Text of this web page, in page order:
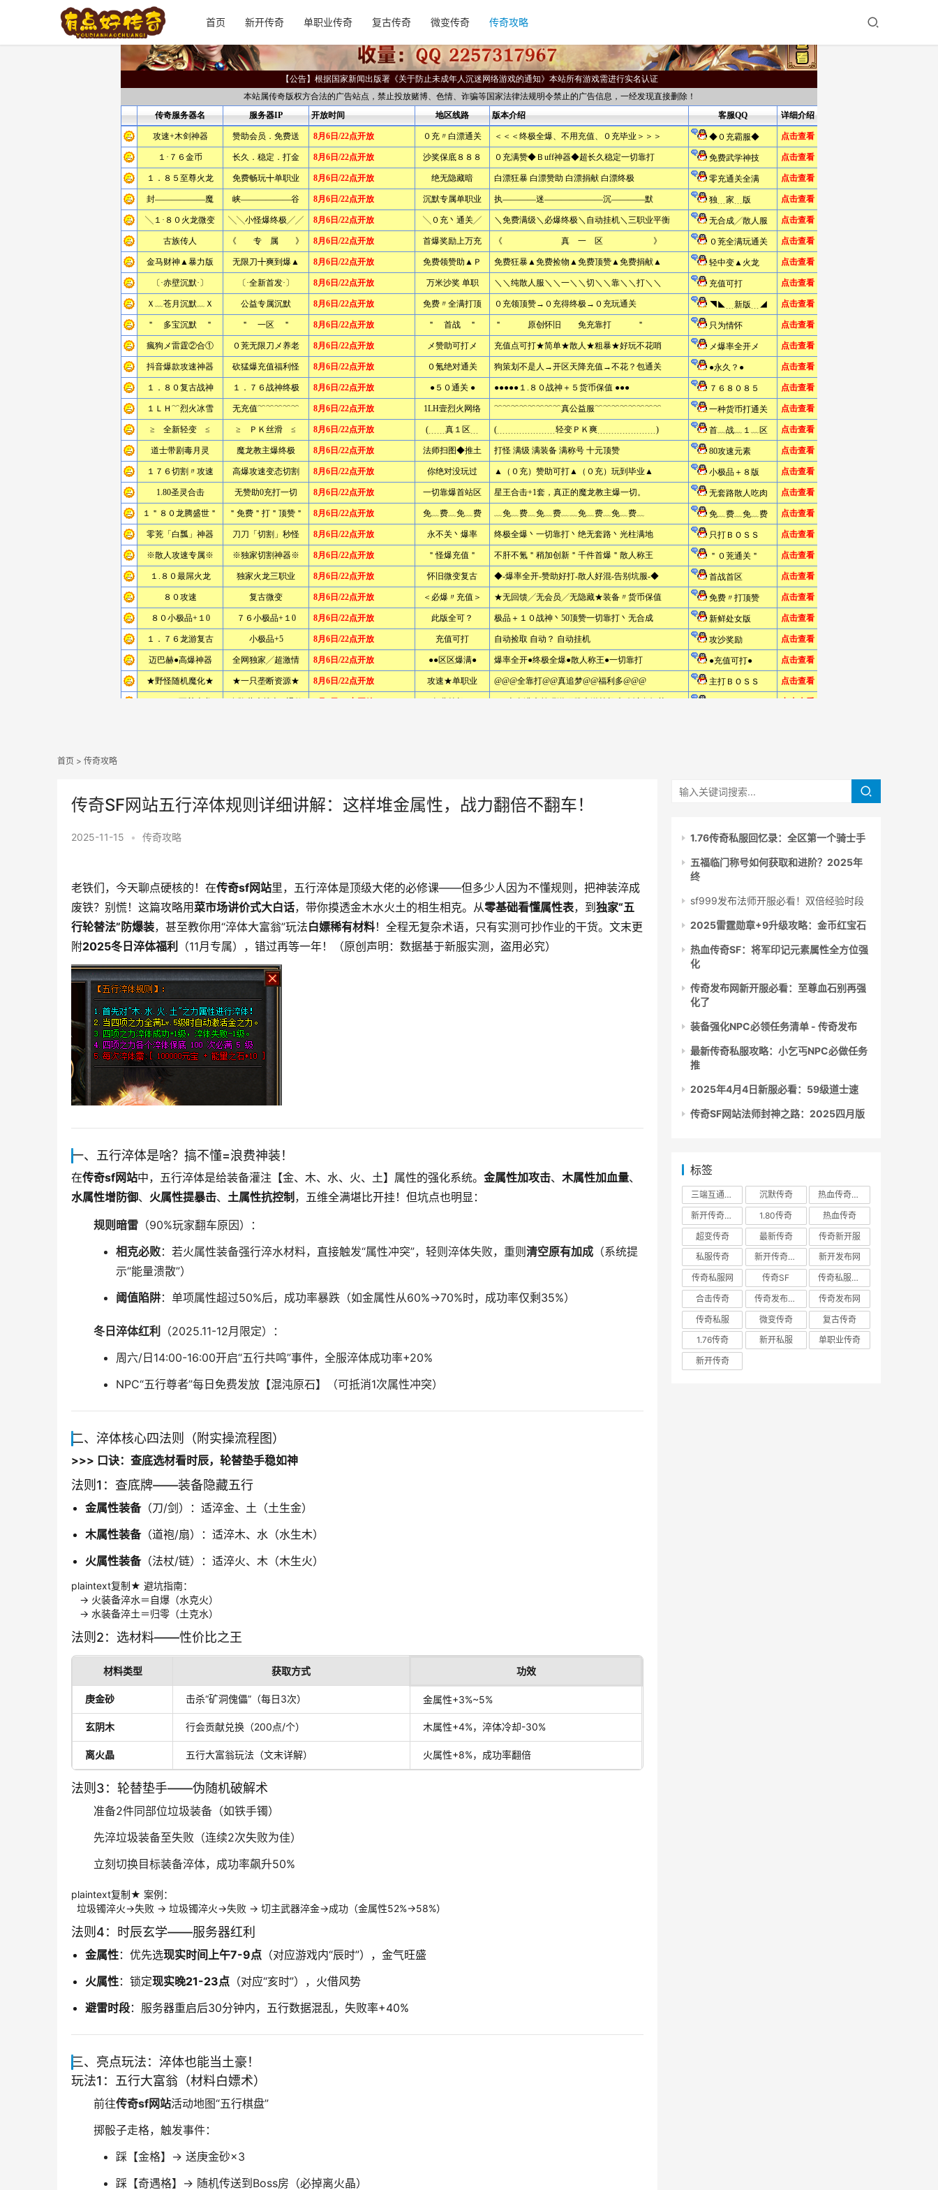
首页 新开传奇 单职业传奇 复古传奇 微变传奇 传奇攻略
首页 > 传奇攻略
传奇SF网站五行淬体规则详细讲解：这样堆金属性，战力翻倍不翻车！
2025-11-15 • 传奇攻略
老铁们，今天聊点硬核的！在传奇sf网站里，五行淬体是顶级大佬的必修课——但多少人因为不懂规则，把神装淬成
废铁？别慌！这篇攻略用菜市场讲价式大白话，带你摸透金木水火土的相生相克。从零基础看懂属性表，到 独家“五
行轮替法”防爆装，甚至教你用“淬体大富翁”玩法白嫖稀有材料！全程无复杂术语，只有实测可抄作业的干货。文末更
附2025冬日淬体福利 （11月专属），错过再等一年！（原创声明：数据基于新服实测，盗用必究）
一、五行淬体是啥？搞不懂=浪费神装！
在传奇sf网站中，五行淬体是给装备灌注【金、木、水、火、土】属性的强化系统。 金属性加攻击、 木属性加血量、
水属性增防御、 火属性提暴击、 土属性抗控制 ，五维全满堪比开挂！但坑点也明显：
规则暗雷 （90%玩家翻车原因）：
相克必败：若火属性装备强行淬水材料，直接触发“属性冲突”，轻则淬体失败，重则 清空原有加成 （系统提
示“能量溃散”）
阈值陷阱：单项属性超过50%后，成功率暴跌（如金属性从60%→70%时，成功率仅剩35%）
冬日淬体红利
（2025.11-12月限定）：
周六/日14:00-16:00开启“五行共鸣”事件，全服淬体成功率+20%
NPC“五行尊者”每日免费发放【混沌原石】（可抵消1次属性冲突）
二、淬体核心四法则（附实操流程图）
>>> 口诀：查底选材看时辰，轮替垫手稳如神
法则1：查底牌——装备隐藏五行
金属性装备（刀/剑）：适淬金、土（土生金）
木属性装备（道袍/扇）：适淬木、水（水生木）
火属性装备（法杖/链）：适淬火、木（木生火）
plaintext复制★ 避坑指南：
→ 火装备淬水＝自爆（水克火）
→ 水装备淬土＝归零（土克水）
法则2：选材料——性价比之王
材料类型 获取方式 功效
庚金砂 击杀“矿洞傀儡”（每日3次） 金属性+3%~5%
玄阴木 行会贡献兑换（200点/个） 木属性+4%，淬体冷却-30%
离火晶 五行大富翁玩法（文末详解） 火属性+8%，成功率翻倍
法则3：轮替垫手——伪随机破解术
准备2件同部位垃圾装备（如铁手镯）
先淬垃圾装备至失败（连续2次失败为佳）
立刻切换目标装备淬体，成功率飙升50%
plaintext复制★ 案例：
垃圾镯淬火→失败 → 垃圾镯淬火→失败 → 切主武器淬金→成功（金属性52%→58%）
法则4：时辰玄学——服务器红利
金属性：优先选现实时间上午7-9点（对应游戏内“辰时”），金气旺盛
火属性：锁定现实晚21-23点（对应“亥时”），火借风势
避雷时段：服务器重启后30分钟内，五行数据混乱，失败率+40%
三、亮点玩法：淬体也能当土豪！
玩法1：五行大富翁（材料白嫖术）
前往传奇sf网站活动地图“五行棋盘”
掷骰子走格，触发事件：
踩【金格】→ 送庚金砂×3
踩【奇遇格】→ 随机传送到Boss房（必掉离火晶）
1.76传奇私服回忆录：全区第一个骑士手
五福临门称号如何获取和进阶？2025年
终
sf999发布法师开服必看！双倍经验时段
2025雷霆勋章+9升级攻略：金币红宝石
热血传奇SF：将军印记元素属性全方位强
化
传奇发布网新开服必看：至尊血石别再强
化了
装备强化NPC必领任务清单 - 传奇发布
最新传奇私服攻略：小乞丐NPC必做任务
推
2025年4月4日新服必看：59级道士速
传奇SF网站法师封神之路：2025四月版
标签
三端互通传奇 沉默传奇
热血传奇私服
新开传奇私服
1.80传奇
热血传奇
超变传奇
最新传奇
传奇新开服
私服传奇
新开传奇网站
新开发布网
传奇私服网
传奇SF
传奇私服发布网
合击传奇
传奇发布网新开服
传奇发布网
传奇私服
微变传奇
复古传奇
1.76传奇
新开私服
单职业传奇
新开传奇